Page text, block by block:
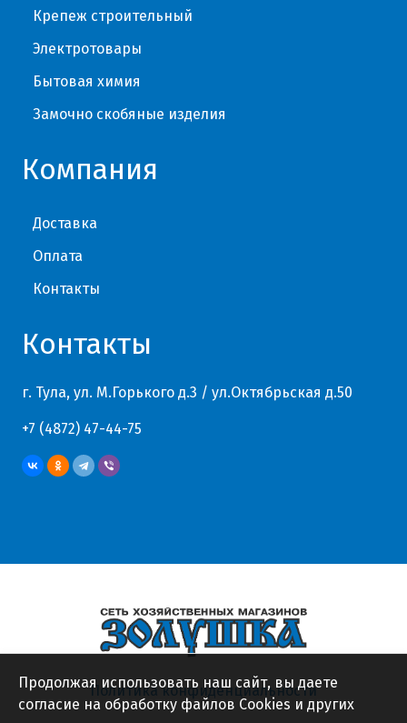
Крепеж строительный
Электротовары
Бытовая химия
Замочно скобяные изделия
Компания
Доставка
Оплата
Контакты
Контакты
г. Тула, ул. М.Горького д.3 / ул.Октябрьская д.50
+7 (4872) 47-44-75
Политика конфиденциальности
Продолжая использовать наш сайт, вы даете
согласие на обработку файлов Cookies и других